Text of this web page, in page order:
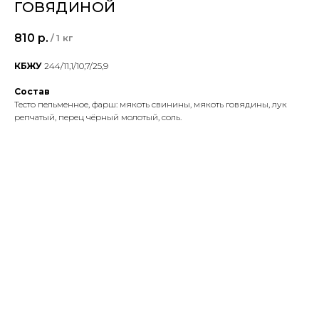
ГОВЯДИНОЙ
810 р. / 1 кг
КБЖУ 244/11,1/10,7/25,9
Состав
Тесто пельменное, фарш: мякоть свинины, мякоть говядины, лук
репчатый, перец чёрный молотый, соль.